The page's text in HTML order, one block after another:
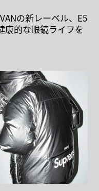
の新レーベル、E5
康的な眼鏡ライフを